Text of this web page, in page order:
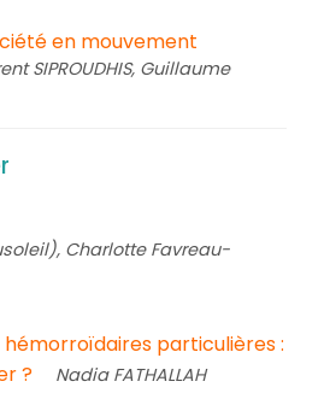
en mouvement
SIPROUDHIS, Guillaume
Charlotte Favreau-
particulières :
?
Nadia FATHALLAH